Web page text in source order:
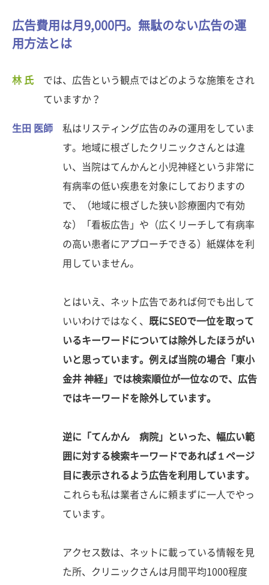
広告費用は月9,000円。無駄のない広告の運
用方法とは
林 氏
では、広告という観点ではどのような施策をされ
ていますか？
生田 医師
私はリスティング広告のみの運用をしていま
す。地域に根ざしたクリニックさんとは違
い、当院はてんかんと小児神経という非常に
有病率の低い疾患を対象にしておりますの
で、（地域に根ざした狭い診療圏内で有効
な）「看板広告」や（広くリーチして有病率
の高い患者にアプローチできる）紙媒体を利
用していません。
とはいえ、ネット広告であれば何でも出して
いいわけではなく、
既にSEOで一位を取って
いるキーワードについては除外したほうがい
いと思っています。例えば当院の場合「東小
金井 神経」では検索順位が一位なので、広告
ではキーワードを除外しています。
逆に「てんかん 病院」といった、幅広い範
囲に対する検索キーワードであれば１ページ
目に表示されるよう広告を利用しています。
これらも私は業者さんに頼まずに一人でやっ
ています。
アクセス数は、ネットに載っている情報を見
た所、クリニックさんは月間平均1000程度